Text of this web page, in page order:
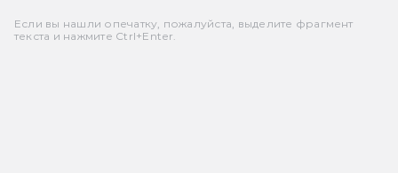
Если вы нашли опечатку, пожалуйста, выделите фрагмент
текста и нажмите Ctrl+Enter.